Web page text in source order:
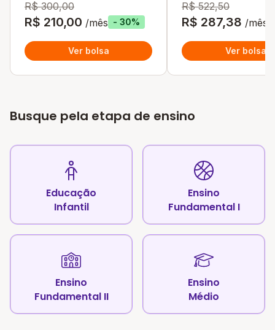
R$ 300,00
R$ 210,00 /mês - 30%
Ver bolsa
R$ 522,50
R$ 287,38 /mês
Ver bolsa
Busque pela etapa de ensino
Educação
Infantil
Ensino
Fundamental I
Ensino
Fundamental II
Ensino
Médio